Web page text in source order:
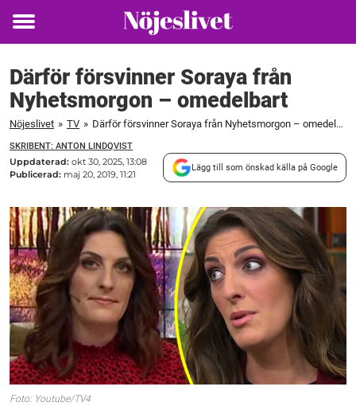
Toggle
Därför försvinner Soraya från
Nyhetsmorgon – omedelbart
Nöjeslivet » TV » Därför försvinner Soraya från Nyhetsmorgon – omedelbart
SKRIBENT: ANTON LINDQVIST
Uppdaterad: okt 30, 2025, 13:08
Publicerad: maj 20, 2019, 11:21
Lägg till som önskad källa på Google
Foto: Youtube/TV4